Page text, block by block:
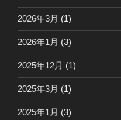
シ
ョ
ン
2026年3月 (1)
2026年1月 (3)
2025年12月 (1)
2025年3月 (1)
2025年1月 (3)